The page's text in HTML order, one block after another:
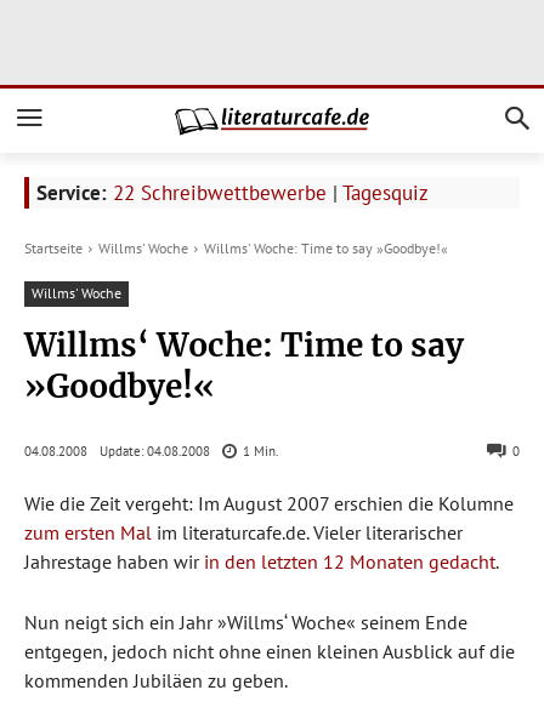
Service: 22 Schreibwettbewerbe | Tagesquiz
Startseite Willms' Woche Willms' Woche: Time to say »Goodbye!«
Willms' Woche
Willms‘ Woche: Time to say
»Goodbye!«
04.08.2008 Update: 04.08.2008 1 Min. 0
Wie die Zeit vergeht: Im August 2007 erschien die Kolumne
zum ersten Mal im literaturcafe.de. Vieler literarischer
Jahrestage haben wir in den letzten 12 Monaten gedacht.
Nun neigt sich ein Jahr »Willms‘ Woche« seinem Ende
entgegen, jedoch nicht ohne einen kleinen Ausblick auf die
kommenden Jubiläen zu geben.